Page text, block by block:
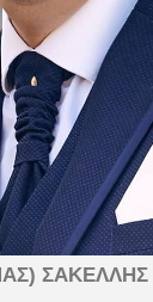
ΣΑΚΕΛΛΗΣ